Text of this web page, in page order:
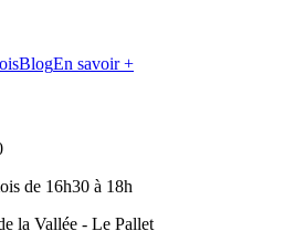
BlogEn savoir +
de 16h30 à 18h
la Vallée - Le Pallet